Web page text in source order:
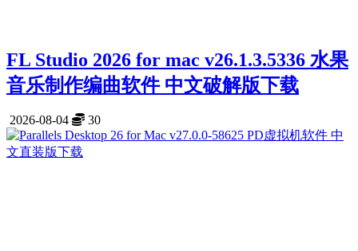
FL Studio 2026 for mac v26.1.3.5336 水果
音乐制作编曲软件 中文破解版下载
2026-08-04 30